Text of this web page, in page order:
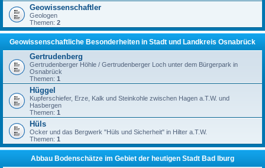
Geowissenschaftler
Geologen
Themen: 2
Geowissenschaftliche Besonderheiten in Stadt und Landkreis Osnabrück
Gertrudenberg
Gertrudenberger Höhle / Gertrudenberger Loch unter dem Bürgerpark in
Osnabrück
Themen: 1
Hüggel
Kupferschiefer, Erze, Kalk und Steinkohle zwischen Hagen a.T.W. und
Hasbergen
Themen: 1
Hüls
Ocker und das Bergwerk "Hüls und Sicherheit" in Hilter a.T.W.
Themen: 1
Abbau Bodenschätze im Gebiet der heutigen Stadt Bad Iburg